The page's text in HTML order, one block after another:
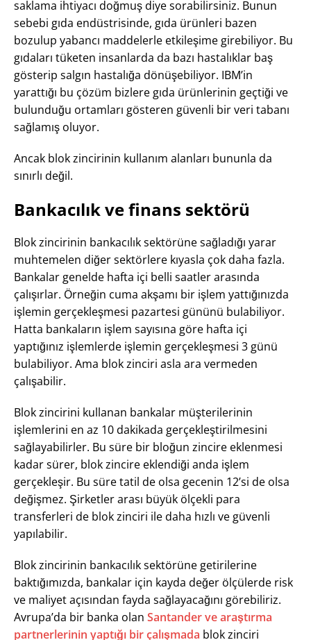
saklama ihtiyacı doğmuş diye sorabilirsiniz. Bunun
sebebi gıda endüstrisinde, gıda ürünleri bazen
bozulup yabancı maddelerle etkileşime girebiliyor. Bu
gıdaları tüketen insanlarda da bazı hastalıklar baş
gösterip salgın hastalığa dönüşebiliyor. IBM’in
yarattığı bu çözüm bizlere gıda ürünlerinin geçtiği ve
bulunduğu ortamları gösteren güvenli bir veri tabanı
sağlamış oluyor.
Ancak blok zincirinin kullanım alanları bununla da
sınırlı değil.
Bankacılık ve finans sektörü
Blok zincirinin bankacılık sektörüne sağladığı yarar
muhtemelen diğer sektörlere kıyasla çok daha fazla.
Bankalar genelde hafta içi belli saatler arasında
çalışırlar. Örneğin cuma akşamı bir işlem yattığınızda
işlemin gerçekleşmesi pazartesi gününü bulabiliyor.
Hatta bankaların işlem sayısına göre hafta içi
yaptığınız işlemlerde işlemin gerçekleşmesi 3 günü
bulabiliyor. Ama blok zinciri asla ara vermeden
çalışabilir.
Blok zincirini kullanan bankalar müşterilerinin
işlemlerini en az 10 dakikada gerçekleştirilmesini
sağlayabilirler. Bu süre bir bloğun zincire eklenmesi
kadar sürer, blok zincire eklendiği anda işlem
gerçekleşir. Bu süre tatil de olsa gecenin 12’si de olsa
değişmez. Şirketler arası büyük ölçekli para
transferleri de blok zinciri ile daha hızlı ve güvenli
yapılabilir.
Blok zincirinin bankacılık sektörüne getirilerine
baktığımızda, bankalar için kayda değer ölçülerde risk
ve maliyet açısından fayda sağlayacağını görebiliriz.
Avrupa’da bir banka olan Santander ve araştırma
partnerlerinin yaptığı bir çalışmada blok zinciri